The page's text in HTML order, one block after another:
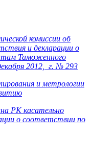
комиссии об
и декларации о
Таможенного
2012, г. № 293
и метрологии
РК касательно
о соответствии по